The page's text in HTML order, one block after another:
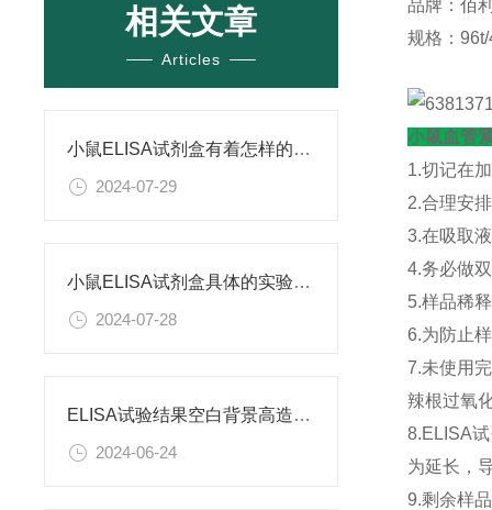
相关文章
Articles
小鼠ELISA试剂盒有着怎样的特点呢？
2024-07-29
小鼠ELISA试剂盒具体的实验步骤是怎样的呢？
2024-07-28
ELISA试验结果空白背景高造成原因
2024-06-24
品牌：佰
规格：
小鼠血管
1.切记在
2.合理安
3.在吸取
4.务必做
5.样品稀
6.为防止
7.未使用
辣根过氧
8.ELISA
为延长，
9.剩余样